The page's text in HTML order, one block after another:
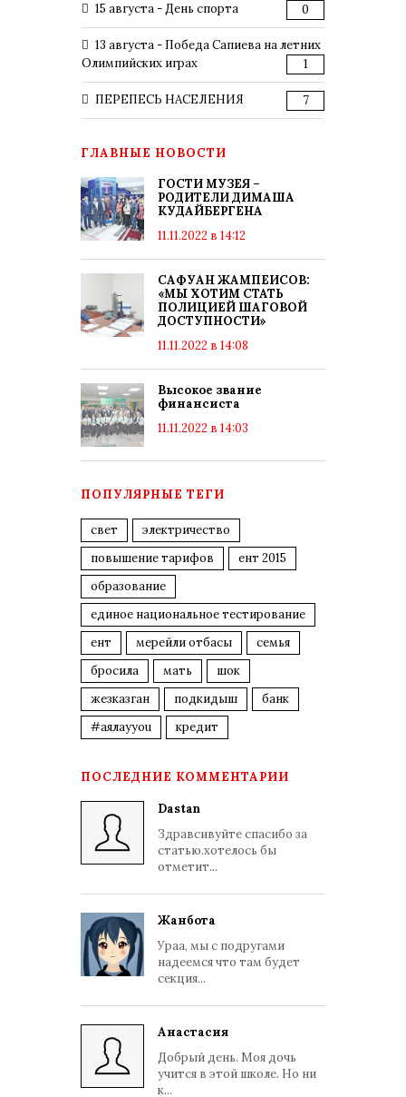
15 августа - День спорта 0
13 августа - Победа Сапиева на летних
Олимпийских играх
1
ПЕРЕПЕСЬ НАСЕЛЕНИЯ 7
ГЛАВНЫЕ НОВОСТИ
ГОСТИ МУЗЕЯ –
РОДИТЕЛИ ДИМАША
КУДАЙБЕРГЕНА
11.11.2022 в 14:12
САФУАН ЖАМПЕИСОВ:
«МЫ ХОТИМ СТАТЬ
ПОЛИЦИЕЙ ШАГОВОЙ
ДОСТУПНОСТИ»
11.11.2022 в 14:08
Высокое звание
финансиста
11.11.2022 в 14:03
ПОПУЛЯРНЫЕ ТЕГИ
свет
электричество
повышение тарифов
ент 2015
образование
единое национальное тестирование
ент
мерейли отбасы
семья
бросила
мать
шок
жезказган
подкидыш
банк
#аялауyou
кредит
ПОСЛЕДНИЕ КОММЕНТАРИИ
Dastan
Здравсивуйте спасибо за
статью.хотелось бы
отметит...
Жанбота
Ураа, мы с подругами
надеемся что там будет
секция...
Анастасия
Добрый день. Моя дочь
учится в этой школе. Но ни
к...